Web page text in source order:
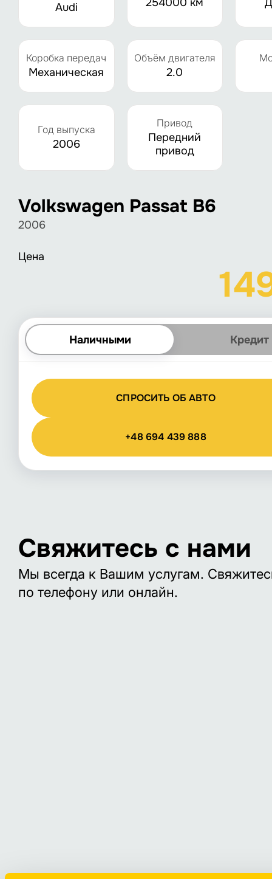
Audi
Коробка передач
Механическая
Объём двигателя
2.0
Год выпуска
2006
Привод
Передний
привод
Volkswagen Passat B6
2006
Цена
Наличными Кредит
СПРОСИТЬ ОБ АВТО
+48 694 439 888
Свяжитесь с нами
Мы всегда к Вашим услугам.
по телефону или онлайн.